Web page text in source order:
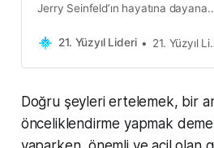
Jerry Seinfeld’ın hayatına dayanan
yapılan işi işaretleme temeline
21. Yüzyıl Lideri 21. Yüzyıl Lideri
Doğru şeyleri ertelemek, bir
önceliklendirme yapmak